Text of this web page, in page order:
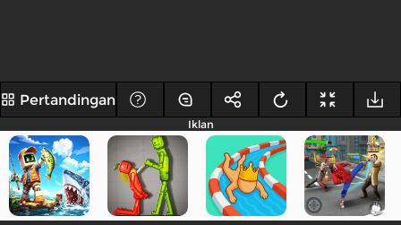
Pertandingan
Iklan